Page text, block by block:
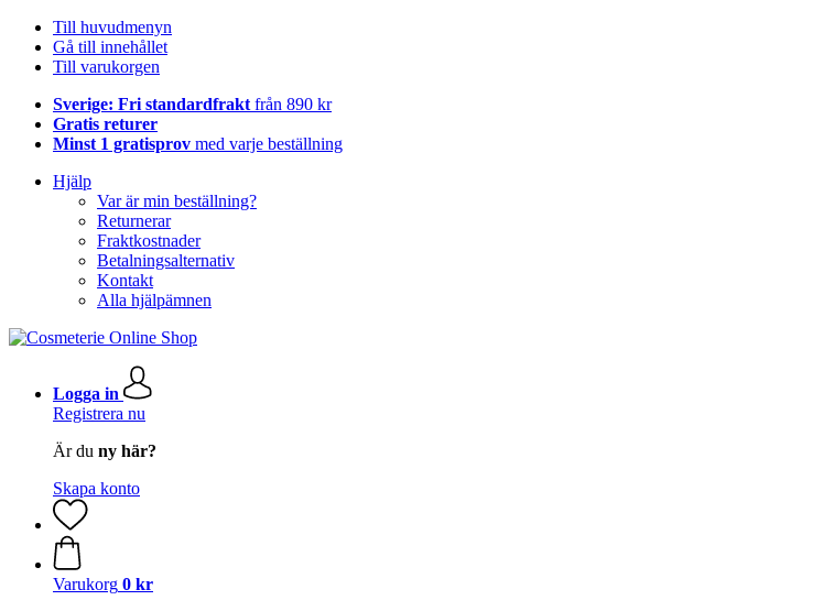
Till huvudmenyn
Gå till innehållet
Till varukorgen
Sverige: Fri standardfrakt från 890 kr
Gratis returer
Minst 1 gratisprov med varje beställning
Hjälp
Var är min beställning?
Returnerar
Fraktkostnader
Betalningsalternativ
Kontakt
Alla hjälpämnen
Logga in
Registrera nu
Är du ny här?
Skapa konto
Varukorg 0 kr